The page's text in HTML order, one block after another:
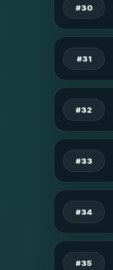
#30
#31
#32
#33
#34
#35